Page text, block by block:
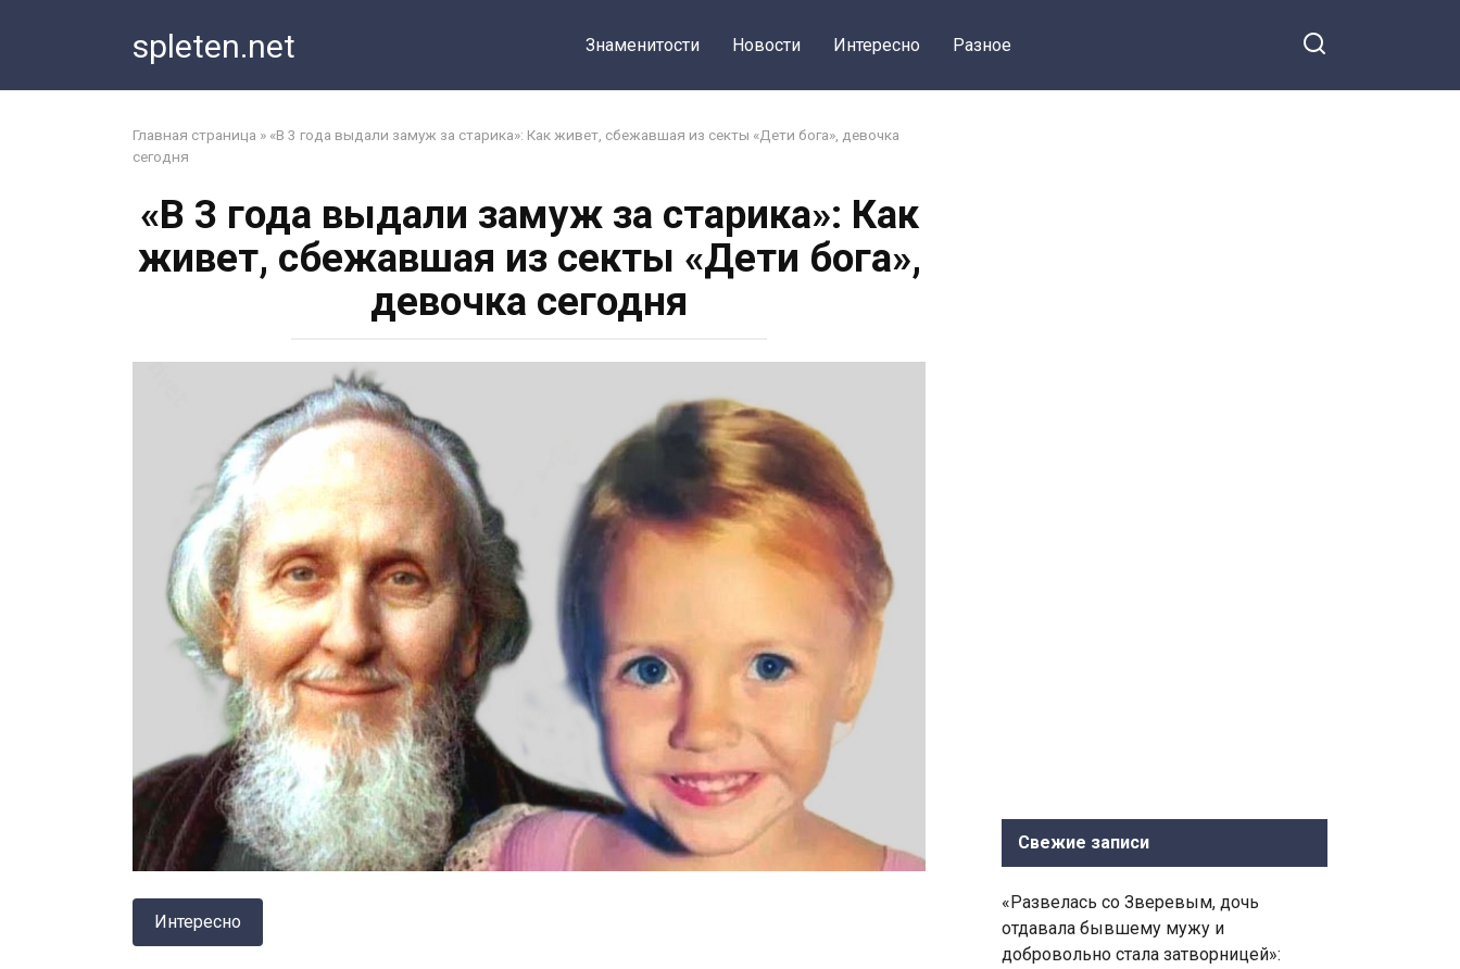
spleten.net Знаменитости Новости Интересно Разное
Главная страница » «В 3 года выдали замуж за старика»: Как живет, сбежавшая из секты «Дети бога», девочка
сегодня
«В 3 года выдали замуж за старика»: Как
живет, сбежавшая из секты «Дети бога»,
девочка сегодня
Интересно
Свежие записи
«Развелась со Зверевым, дочь
отдавала бывшему мужу и
добровольно стала затворницей»: